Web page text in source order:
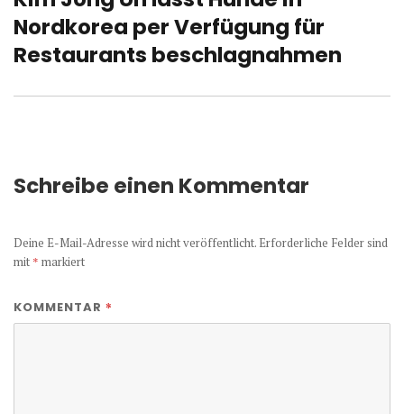
Beitrag:
Nordkorea per Verfügung für
Restaurants beschlagnahmen
Schreibe einen Kommentar
Deine E-Mail-Adresse wird nicht veröffentlicht. Erforderliche Felder sind
mit * markiert
KOMMENTAR *